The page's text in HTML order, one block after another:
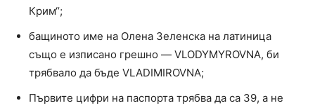
Крим“;
бащиното име на Олена Зеленска на латиница
също е изписано грешно — VLODYMYROVNA, би
трябвало да бъде VLADIMIROVNA;
Първите цифри на паспорта трябва да са 39, а не